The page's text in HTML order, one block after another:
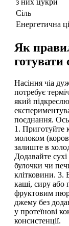
з них цукри
Сіль
Енергетична
Як
готувати
Насіння чіа
потребує
який
поєднання. Ось
1. Приготуйте
молоком
залиште в
Додавайте
булочки чи
клітковини. 3.
каші, сиру або
фруктовим
джему без
у протеїнові
консистенції.